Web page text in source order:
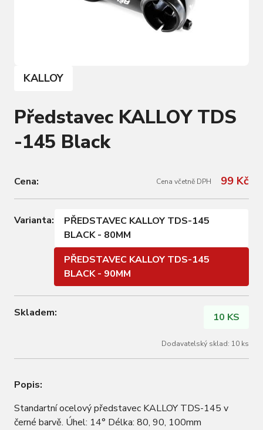
KALLOY
Představec KALLOY TDS
-145 Black
Cena: Cena včetně DPH 99 Kč
Varianta:
PŘEDSTAVEC KALLOY TDS-145
BLACK - 80MM
PŘEDSTAVEC KALLOY TDS-145
BLACK - 90MM
Skladem: 10 KS
Dodavatelský sklad: 10 ks
Popis:
Standartní ocelový představec KALLOY TDS-145 v
černé barvě. Úhel: 14° Délka: 80, 90, 100mm